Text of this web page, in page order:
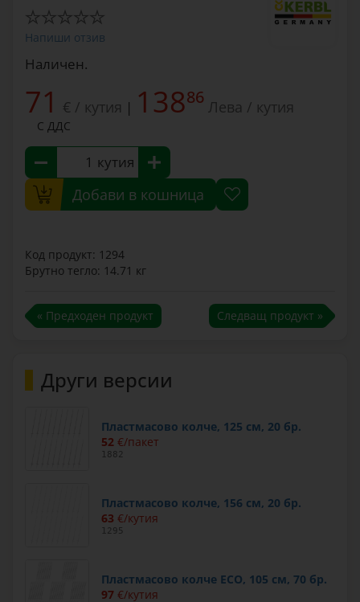
Напиши отзив
Наличен.
71 € / кутия | 13886 Лева / кутия
С ДДС
кутия
Добави в кошница
Код продукт: 1294
Брутно тегло: 14.71 кг
« Предходен продукт Следващ продукт »
Други версии
Пластмасово колче, 125 см, 20 бр.
52 €/пакет
1882
Пластмасово колче, 156 см, 20 бр.
63 €/кутия
1295
Пластмасово колче ECO, 105 см, 70 бр.
97 €/кутия